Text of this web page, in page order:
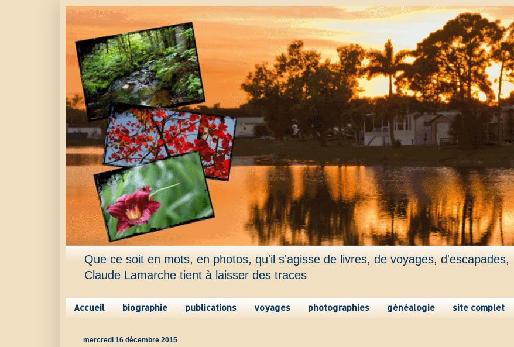
Que ce soit en mots, en photos, qu'il s'agisse de livres, de voyages, d'escapades,
Claude Lamarche tient à laisser des traces
Accueil biographie publications voyages photographies généalogie site complet
mercredi 16 décembre 2015